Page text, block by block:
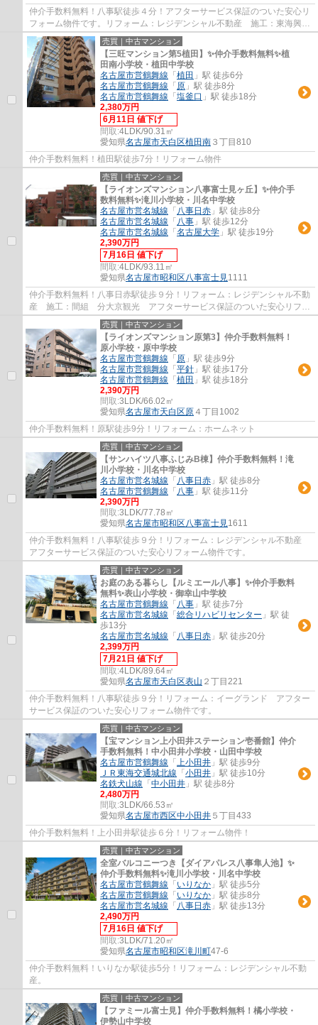
仲介手数料無料！八事駅徒歩４分！アフターサービス保証のついた安心リ
フォーム物件です。リフォーム：レジデンシャル不動産 施工：東海興
業 分譲主：東和土地建物㈱
売買｜中古マンション
【三旺マンション第5植田】✨️仲介手数料無料✨️植
田南小学校・植田中学校
名古屋市営鶴舞線 「 植田 」駅 徒歩6分
名古屋市営鶴舞線 「 原 」駅 徒歩8分
名古屋市営鶴舞線 「 塩釜口 」駅 徒歩18分
2,380万円
6月11日 値下げ
間取:4LDK/90.31㎡
愛知県名古屋市天白区植田南 ３丁目810
仲介手数料無料！植田駅徒歩7分！リフォーム物件
売買｜中古マンション
【ライオンズマンション八事富士見ヶ丘】✨️仲介手
数料無料✨️滝川小学校・川名中学校
名古屋市営名城線 「 八事日赤 」駅 徒歩8分
名古屋市営名城線 「 八事 」駅 徒歩12分
名古屋市営名城線 「 名古屋大学 」駅 徒歩19分
2,390万円
7月16日 値下げ
間取:4LDK/93.11㎡
愛知県名古屋市昭和区八事富士見1111
仲介手数料無料！八事日赤駅徒歩９分！リフォーム：レジデンシャル不動
産 施工：間組 分大京観光 アフターサービス保証のついた安心リフォ
ーム物件です。
売買｜中古マンション
【ライオンズマンション原第3】仲介手数料無料！
原小学校・原中学校
名古屋市営鶴舞線 「 原 」駅 徒歩9分
名古屋市営鶴舞線 「 平針 」駅 徒歩17分
名古屋市営鶴舞線 「 植田 」駅 徒歩18分
2,390万円
間取:3LDK/66.02㎡
愛知県名古屋市天白区原 ４丁目1002
仲介手数料無料！原駅徒歩9分！リフォーム：ホームネット
売買｜中古マンション
【サンハイツ八事ふじみB棟】仲介手数料無料！滝
川小学校・川名中学校
名古屋市営名城線 「 八事日赤 」駅 徒歩8分
名古屋市営鶴舞線 「 八事 」駅 徒歩11分
2,390万円
間取:3LDK/77.78㎡
愛知県名古屋市昭和区八事富士見1611
仲介手数料無料！八事駅徒歩９分！リフォーム：レジデンシャル不動産
アフターサービス保証のついた安心リフォーム物件です。
売買｜中古マンション
お庭のある暮らし【ルミエール八事】✨️仲介手数料
無料✨️表山小学校・御幸山中学校
名古屋市営鶴舞線 「 八事 」駅 徒歩7分
名古屋市営名城線 「 総合リハビリセンター 」駅 徒
歩13分
名古屋市営名城線 「 八事日赤 」駅 徒歩20分
2,399万円
7月21日 値下げ
間取:4LDK/89.64㎡
愛知県名古屋市天白区表山 ２丁目221
仲介手数料無料！八事駅徒歩９分！リフォーム：イーグランド アフター
サービス保証のついた安心リフォーム物件です。
売買｜中古マンション
【宝マンション上小田井ステーション壱番館】仲介
手数料無料！中小田井小学校・山田中学校
名古屋市営鶴舞線 「 上小田井 」駅 徒歩9分
ＪＲ東海交通城北線 「 小田井 」駅 徒歩10分
名鉄犬山線 「 中小田井 」駅 徒歩8分
2,480万円
間取:3LDK/66.53㎡
愛知県名古屋市西区中小田井 ５丁目433
仲介手数料無料！上小田井駅徒歩６分！リフォーム物件！
売買｜中古マンション
全室バルコニーつき【ダイアパレス八事隼人池】✨️
仲介手数料無料✨️滝川小学校・川名中学校
名古屋市営鶴舞線 「 いりなか 」駅 徒歩5分
名古屋市営鶴舞線 「 いりなか 」駅 徒歩8分
名古屋市営名城線 「 八事日赤 」駅 徒歩13分
2,490万円
7月16日 値下げ
間取:3LDK/71.20㎡
愛知県名古屋市昭和区滝川町47-6
仲介手数料無料！いりなか駅徒歩5分！リフォーム：レジデンシャル不動
産。
売買｜中古マンション
【ファミール富士見】仲介手数料無料！橘小学校・
伊勢山中学校